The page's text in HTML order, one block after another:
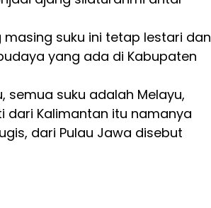
suku ini tetap lestari dan
yang ada di Kabupaten
semua suku adalah Melayu,
dari Kalimantan itu namanya
dari Pulau Jawa disebut